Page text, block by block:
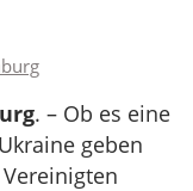
. – Ob es eine
geben